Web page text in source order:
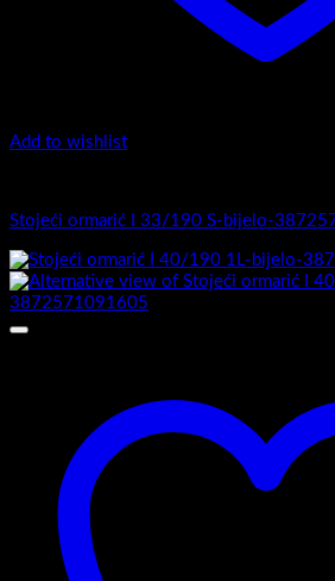
Add to wishlist
Stojeći ormarić I 33/190 S-bijelo-